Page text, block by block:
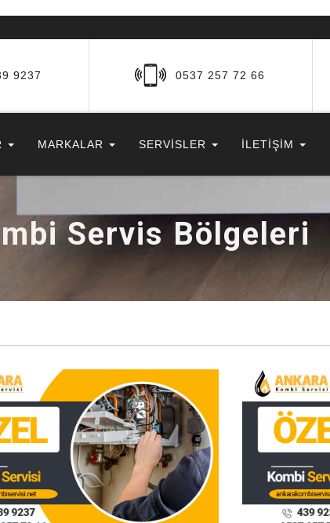
9237 0537 257 72 66
MARKALAR SERVİSLER İLETİŞİM
Servis Bölgeleri